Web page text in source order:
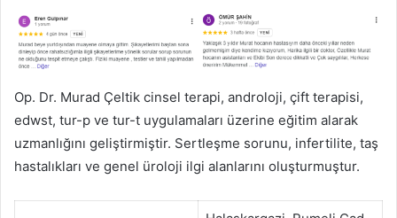
Op. Dr. Murad Çeltik cinsel terapi, androloji, çift terapisi,
edwst, tur-p ve tur-t uygulamaları üzerine eğitim alarak
uzmanlığını geliştirmiştir. Sertleşme sorunu, infertilite, taş
hastalıkları ve genel üroloji ilgi alanlarını oluşturmuştur.